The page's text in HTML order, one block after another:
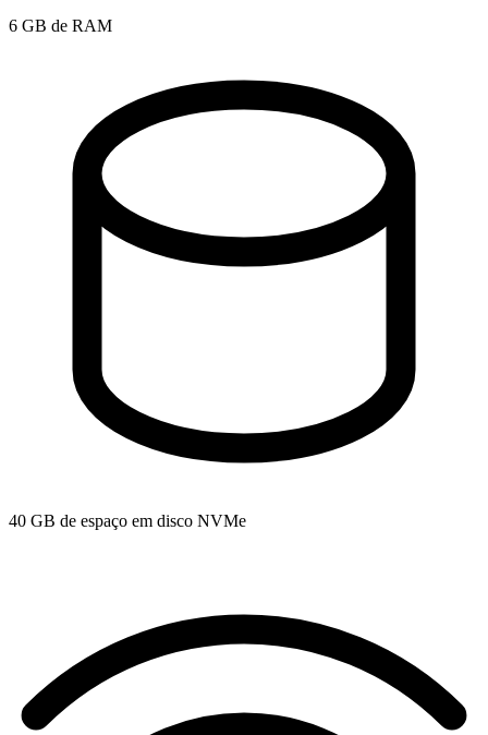
6 GB de RAM
40 GB de espaço em disco NVMe